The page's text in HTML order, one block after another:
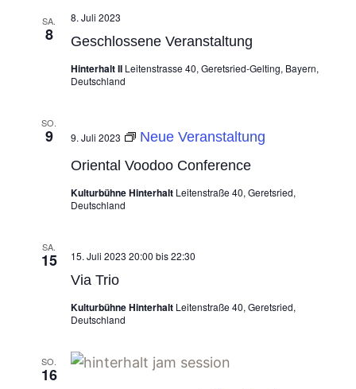
SA.
8 Geschlossene Veranstaltung
8. Juli 2023
Hinterhalt II Leitenstrasse 40, Geretsried-Gelting, Bayern,
Deutschland
SO.
9
Oriental Voodoo Conference
9. Juli 2023 Neue Veranstaltung
Kulturbühne Hinterhalt Leitenstraße 40, Geretsried,
Deutschland
SA.
15
Via Trio
15. Juli 2023 20:00 bis22:30
Kulturbühne Hinterhalt Leitenstraße 40, Geretsried,
Deutschland
SO.
16